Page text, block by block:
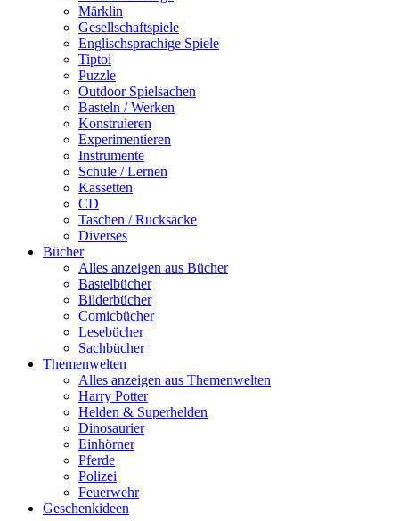
Märklin
Gesellschaftspiele
Englischsprachige Spiele
Tiptoi
Puzzle
Outdoor Spielsachen
Basteln / Werken
Konstruieren
Experimentieren
Instrumente
Schule / Lernen
Kassetten
CD
Taschen / Rucksäcke
Diverses
Bücher
Alles anzeigen aus Bücher
Bastelbücher
Bilderbücher
Comicbücher
Lesebücher
Sachbücher
Themenwelten
Alles anzeigen aus Themenwelten
Harry Potter
Helden & Superhelden
Dinosaurier
Einhörner
Pferde
Polizei
Feuerwehr
Geschenkideen